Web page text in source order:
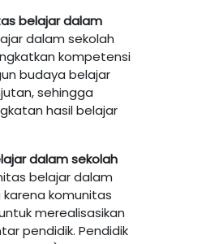
belajardalam
dalam sekolah
kompetensi
budaya belajar
sehingga
hasil belajar
dalam sekolah
belajar dalam
komunitas
merealisasikan
pendidik. Pendidik